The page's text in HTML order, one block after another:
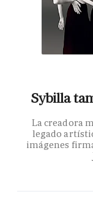
Sybilla
La creadora
legado
imágenes